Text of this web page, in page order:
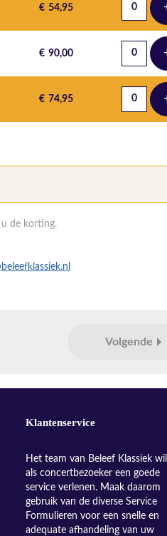
€ 54,95
€ 90,00
€ 74,95
de korting.
Volgende
Klantenservice
Het team van Beleef Klassiek
als concertbezoeker een goede
service verlenen. Maak daarom
gebruik van de diverse Service
Formulieren voor een snelle en
adequate afhandeling van uw